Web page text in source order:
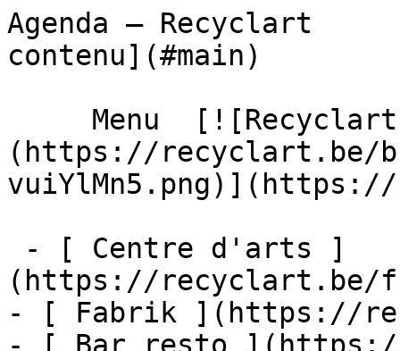
Agenda –
contenu](#main)
(https://recyclart.be/
(https://recyclart.be/
- [ Fabrik ](https://